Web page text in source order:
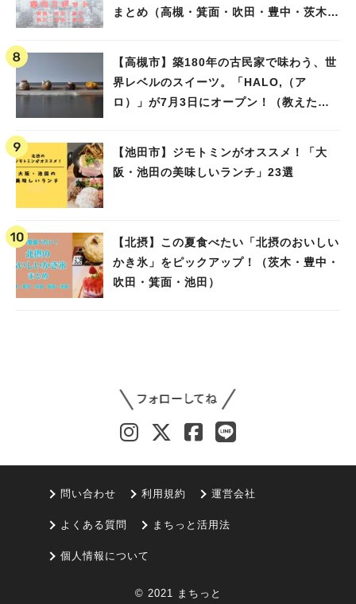
まとめ（高槻・箕面・吹田・豊中・茨木・
【高槻市】築180年の古民家で味わう、世
界レベルのスイーツ。「HALO,（ア
ロ）」が7月3日にオープン！（教えたい/
【池田市】ジモトミンがオススメ！「大
阪・池田の美味しいランチ」23選
【北摂】この夏食べたい「北摂のおいしい
かき氷」をピックアップ！（茨木・豊中・
吹田・箕面・池田）
問い合わせ 利用規約 運営会社
よくある質問 まちっと活用法
個人情報について
© 2021 まちっと